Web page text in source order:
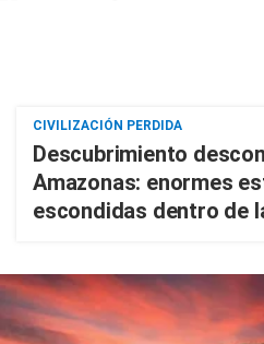
CIVILIZACIÓN PERDIDA
Descubrimiento
Amazonas: enormes
escondidas dentro de